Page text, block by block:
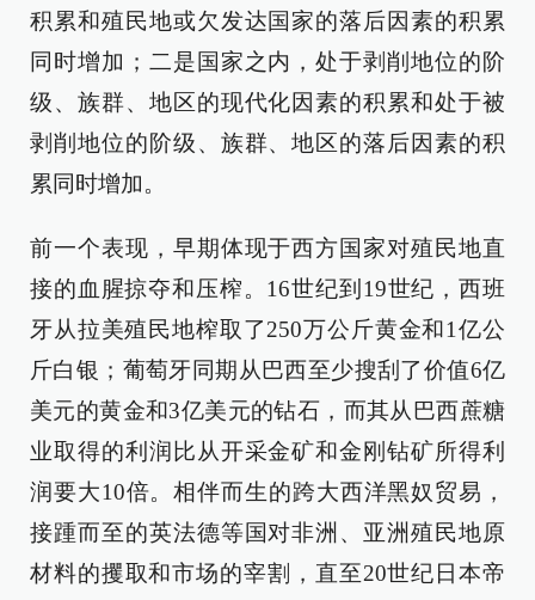
积累和殖民地或欠发达国家的落后因素的积累
同时增加；二是国家之内，处于剥削地位的阶
级、族群、地区的现代化因素的积累和处于被
剥削地位的阶级、族群、地区的落后因素的积
累同时增加。
前一个表现，早期体现于西方国家对殖民地直
接的血腥掠夺和压榨。16世纪到19世纪，西班
牙从拉美殖民地榨取了250万公斤黄金和1亿公
斤白银；葡萄牙同期从巴西至少搜刮了价值6亿
美元的黄金和3亿美元的钻石，而其从巴西蔗糖
业取得的利润比从开采金矿和金刚钻矿所得利
润要大10倍。相伴而生的跨大西洋黑奴贸易，
接踵而至的英法德等国对非洲、亚洲殖民地原
材料的攫取和市场的宰割，直至20世纪日本帝